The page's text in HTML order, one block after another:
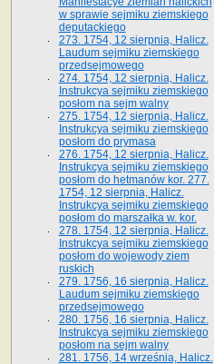
w sprawie sejmiku ziemskiego
deputackiego
273. 1754, 12 sierpnia, Halicz.
Laudum sejmiku ziemskiego
przedsejmowego
274. 1754, 12 sierpnia, Halicz.
Instrukcya sejmiku ziemskiego
posłom na sejm walny
275. 1754, 12 sierpnia, Halicz.
Instrukcya sejmiku ziemskiego
posłom do prymasa
276. 1754, 12 sierpnia, Halicz.
Instrukcya sejmiku ziemskiego
posłom do hetmanów kor. 277.
1754, 12 sierpnia, Halicz.
Instrukcya sejmiku ziemskiego
posłom do marszałka w. kor.
278. 1754, 12 sierpnia, Halicz.
Instrukcya sejmiku ziemskiego
posłom do wojewody ziem
ruskich
279. 1756, 16 sierpnia, Halicz.
Laudum sejmiku ziemskiego
przedsejmowego
280. 1756, 16 sierpnia, Halicz.
Instrukcya sejmiku ziemskiego
posłom na sejm walny
281. 1756, 14 września, Halicz.